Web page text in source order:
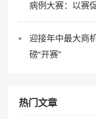
病例大赛：以赛
迎接年中最大商
磅“开赛”
热门文章